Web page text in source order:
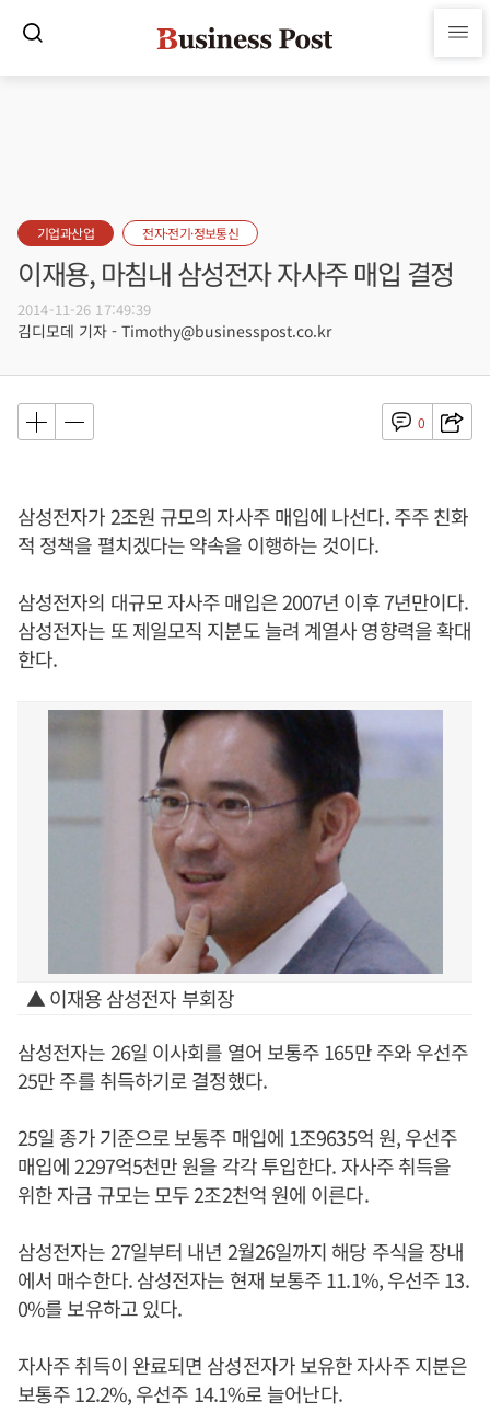
기업과산업 전자·전기·정보통신
이재용, 마침내 삼성전자 자사주 매입 결정
2014-11-26 17:49:39
김디모데 기자 - Timothy@businesspost.co.kr
0
삼성전자가 2조원 규모의 자사주 매입에 나선다. 주주 친화
적 정책을 펼치겠다는 약속을 이행하는 것이다.
삼성전자의 대규모 자사주 매입은 2007년 이후 7년만이다.
삼성전자는 또 제일모직 지분도 늘려 계열사 영향력을 확대
한다.
▲ 이재용 삼성전자 부회장
삼성전자는 26일 이사회를 열어 보통주 165만 주와 우선주
25만 주를 취득하기로 결정했다.
25일 종가 기준으로 보통주 매입에 1조9635억 원, 우선주
매입에 2297억5천만 원을 각각 투입한다. 자사주 취득을
위한 자금 규모는 모두 2조2천억 원에 이른다.
삼성전자는 27일부터 내년 2월26일까지 해당 주식을 장내
에서 매수한다. 삼성전자는 현재 보통주 11.1%, 우선주 13.
0%를 보유하고 있다.
자사주 취득이 완료되면 삼성전자가 보유한 자사주 지분은
보통주 12.2%, 우선주 14.1%로 늘어난다.